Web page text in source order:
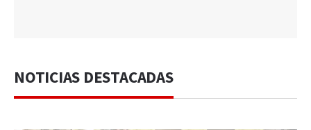
NOTICIAS DESTACADAS